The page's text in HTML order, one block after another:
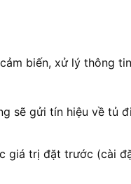
biến, xử lý thông
sẽ gửi tín hiệu về tủ
giá trị đặt trước (cài